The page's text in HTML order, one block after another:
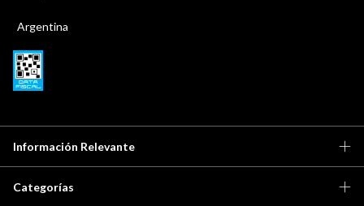
Argentina
Información Relevante
Categorías